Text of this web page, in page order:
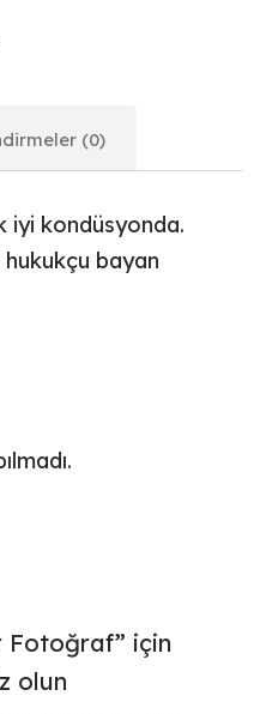
(0)
iyi kondüsyonda.
hukukçu bayan
Fotoğraf” için
olun